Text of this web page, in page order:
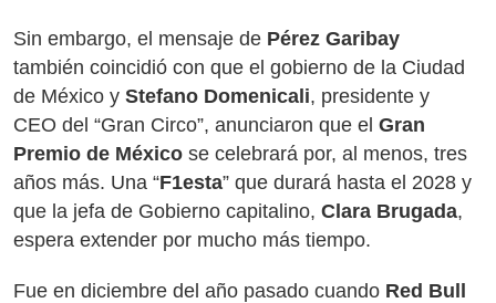
Sin embargo, el mensaje de Pérez Garibay
también coincidió con que el gobierno de la Ciudad
de México y Stefano Domenicali, presidente y
CEO del “Gran Circo”, anunciaron que el Gran
Premio de México se celebrará por, al menos, tres
años más. Una “F1esta” que durará hasta el 2028 y
que la jefa de Gobierno capitalino, Clara Brugada,
espera extender por mucho más tiempo.
Fue en diciembre del año pasado cuando Red Bull